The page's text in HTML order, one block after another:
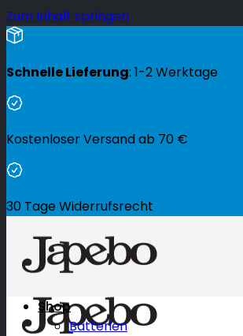
Zum Inhalt springen
Schnelle Lieferung: 1-2 Werktage
Kostenloser Versand ab 70 €
30 Tage Widerrufsrecht
Shop
Batterien